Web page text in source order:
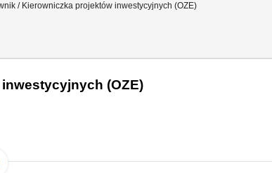
/ Kierowniczka projektów inwestycyjnych (OZE)
(OZE)